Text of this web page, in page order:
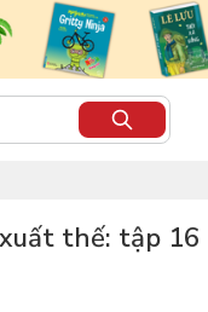
thế: tập 16